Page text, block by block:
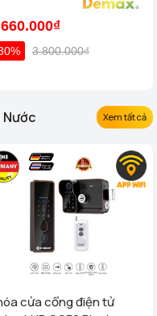
3.800.000₫
Nước Xem tất cả
cửa cổng điện tử